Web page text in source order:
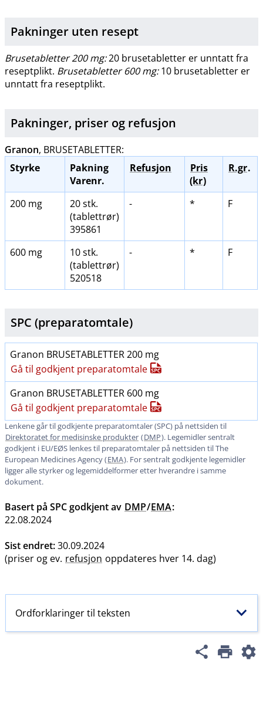
Pakninger uten resept
Brusetabletter 200 mg:20 brusetabletter er unntatt fra
reseptplikt. Brusetabletter 600 mg:10 brusetabletter er
unntatt fra reseptplikt.
Pakninger, priser og refusjon
Granon, BRUSETABLETTER:
Styrke
Pakning
Varenr.
Refusjon
Pris
(kr)
R.gr.
200 mg
20 stk.
(tablettrør)
395861
- * F
600 mg
10 stk.
(tablettrør)
520518
- * F
SPC (preparatomtale)
Granon BRUSETABLETTER 200 mg
Gå til godkjent preparatomtale
Granon BRUSETABLETTER 600 mg
Gå til godkjent preparatomtale
Lenkene går til godkjente preparatomtaler (SPC) på nettsiden til
Direktoratet for medisinske produkter (DMP). Legemidler sentralt
godkjent i EU​/​EØS lenkes til preparatomtaler på nettsiden til The
European Medicines Agency (EMA). For sentralt godkjente legemidler
ligger alle styrker og legemiddelformer etter hverandre i samme
dokument.
Basert på SPC godkjent av DMP/EMA:
22.08.2024
Sist endret:30.09.2024
(priser og ev. refusjon oppdateres hver 14. dag)
Ordforklaringer til teksten